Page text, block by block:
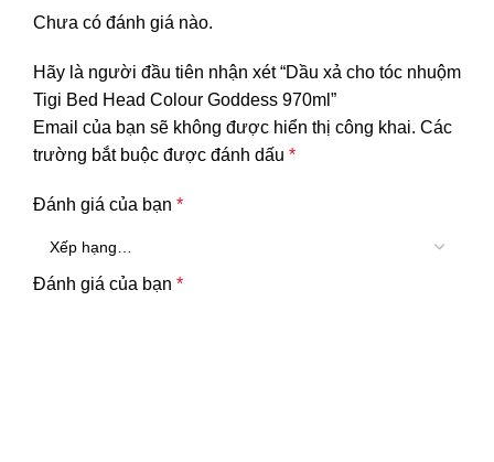
Chưa có đánh giá nào.
Hãy là người đầu tiên nhận xét “Dầu xả cho tóc nhuộm
Tigi Bed Head Colour Goddess 970ml”
Email của bạn sẽ không được hiển thị công khai. Các
trường bắt buộc được đánh dấu *
Đánh giá của bạn *
Đánh giá của bạn *